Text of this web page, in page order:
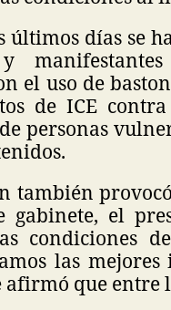
últimos días se
el uso de
de ICE
personas
también
gabinete, el
condiciones
las
que entre